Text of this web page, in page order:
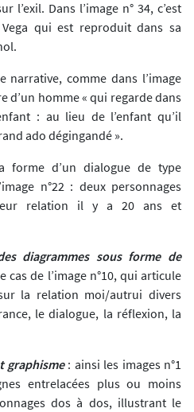
l’exil. Dans l’image n° 34, c’est
qui est reproduit dans sa
narrative, comme dans l’image
d’un homme « qui regarde dans
: au lieu de l’enfant qu’il
ado dégingandé ».
forme d’un dialogue de type
n°22 : deux personnages
relation il y a 20 ans et
diagrammes sous forme de
cas de l’image n°10, qui articule
la relation moi/autrui divers
le dialogue, la réflexion, la
graphisme: ainsi les images n°1
entrelacées plus ou moins
dos à dos, illustrant le